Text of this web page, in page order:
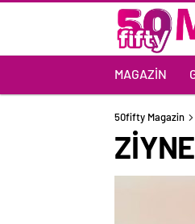
MAGAZIN
50fifty Magazin